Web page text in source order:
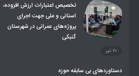
تخصیص اعتبارات ارزش افزوده،
استانی و ملی جهت اجرای
پروژه‌های عمرانی در شهرستان
گنبکی
۲۰ تیر
دستاوردهای بی سابقه حوزه